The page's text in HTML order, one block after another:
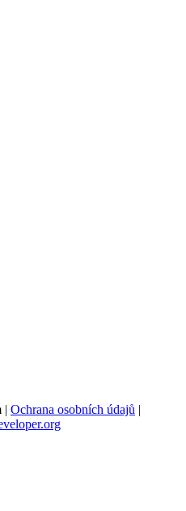
| Ochrana osobních údajů |